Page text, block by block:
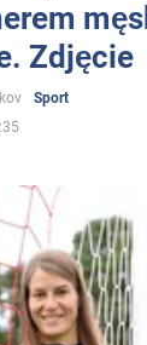
Zdjęcie
Sport